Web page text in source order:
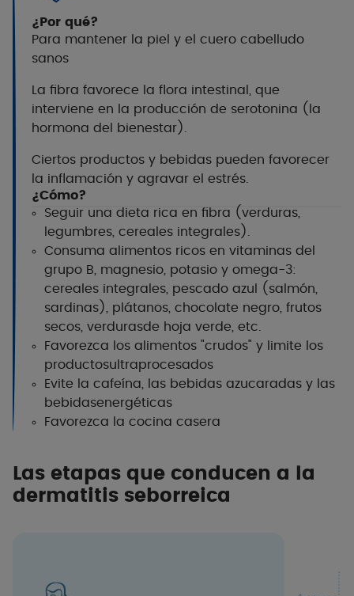
¿Por qué?
Para mantener la piel y el cuero cabelludo
sanos
La fibra favorece la flora intestinal, que
interviene en la producción de serotonina (la
hormona del bienestar)
Ciertos productos y bebidas pueden favorecer
la inflamación y agravar el estrés
¿Cómo?
Seguir una dieta rica en fibra (verduras,
legumbres, cereales integrales ).
Consuma alimentos ricos en vitaminas del
grupo B, magnesio, potasio y omega-3:
cereales integrales, pescado azul (salmón,
sardinas), plátanos, chocolate negro, frutos
secos, verdurasde hoja verde , etc
Favorezca los alimentos "crudos" y limite los
productosultraprocesados
Evite la cafeína, las bebidas azucaradas y las
bebidasenergéticas
Favorezca la cocina casera
Las etapas que conducen a la
dermatitis seborreica